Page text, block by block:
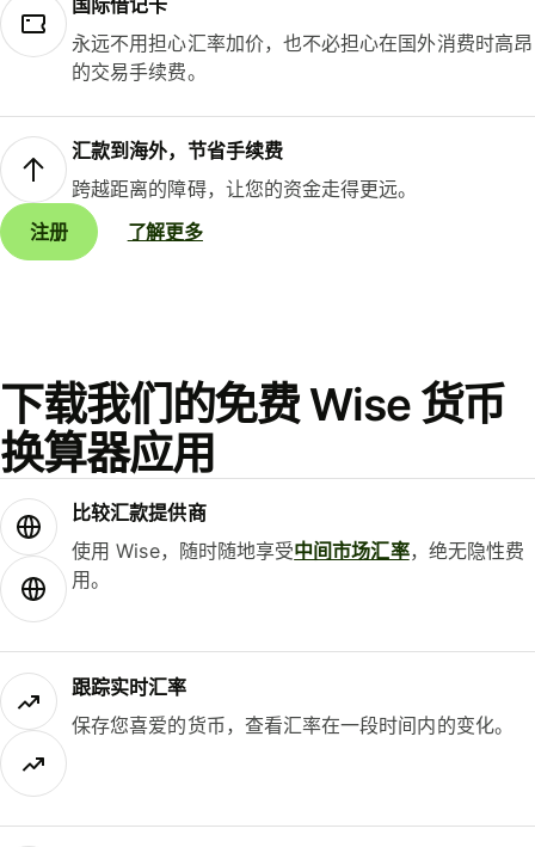
国际借记卡
永远不用担心汇率加价，也不必担心在国外消费时高昂
的交易手续费。
汇款到海外，节省手续费
跨越距离的障碍，让您的资金走得更远。
注册
了解更多
下载我们的免费 Wise 货币
换算器应用
比较汇款提供商
使用 Wise，随时随地享受中间市场汇率，绝无隐性费
用。
跟踪实时汇率
保存您喜爱的货币，查看汇率在一段时间内的变化。